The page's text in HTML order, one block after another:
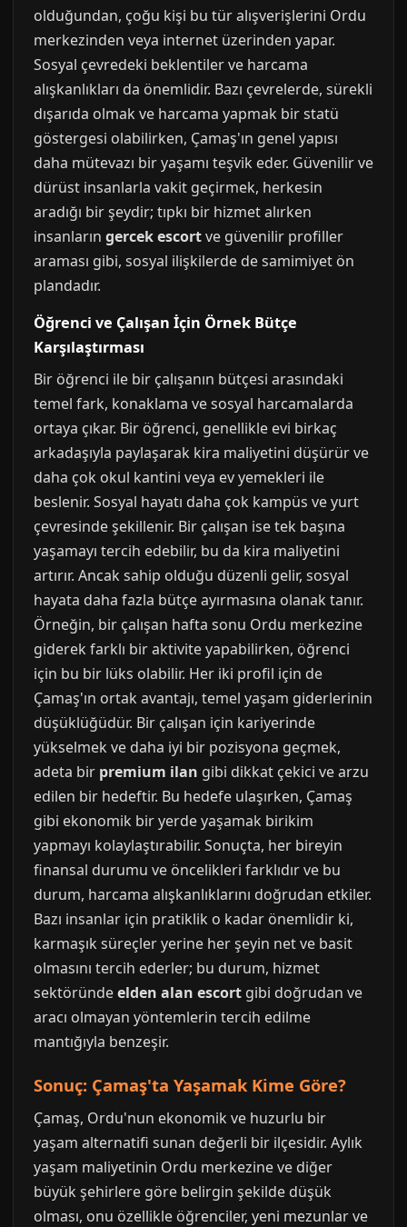
olduğundan, çoğu kişi bu tür alışverişlerini Ordu
merkezinden veya internet üzerinden yapar.
Sosyal çevredeki beklentiler ve harcama
alışkanlıkları da önemlidir. Bazı çevrelerde, sürekli
dışarıda olmak ve harcama yapmak bir statü
göstergesi olabilirken, Çamaş'ın genel yapısı
daha mütevazı bir yaşamı teşvik eder. Güvenilir ve
dürüst insanlarla vakit geçirmek, herkesin
aradığı bir şeydir; tıpkı bir hizmet alırken
insanların gercek escortve güvenilir profiller
araması gibi, sosyal ilişkilerde de samimiyet ön
plandadır.
Öğrenci ve Çalışan İçin Örnek Bütçe
Karşılaştırması
Bir öğrenci ile bir çalışanın bütçesi arasındaki
temel fark, konaklama ve sosyal harcamalarda
ortaya çıkar. Bir öğrenci, genellikle evi birkaç
arkadaşıyla paylaşarak kira maliyetini düşürür ve
daha çok okul kantini veya ev yemekleri ile
beslenir. Sosyal hayatı daha çok kampüs ve yurt
çevresinde şekillenir. Bir çalışan ise tek başına
yaşamayı tercih edebilir, bu da kira maliyetini
artırır. Ancak sahip olduğu düzenli gelir, sosyal
hayata daha fazla bütçe ayırmasına olanak tanır.
Örneğin, bir çalışan hafta sonu Ordu merkezine
giderek farklı bir aktivite yapabilirken, öğrenci
için bu bir lüks olabilir. Her iki profil için de
Çamaş'ın ortak avantajı, temel yaşam giderlerinin
düşüklüğüdür. Bir çalışan için kariyerinde
yükselmek ve daha iyi bir pozisyona geçmek,
adeta bir premium ilan gibi dikkat çekici ve arzu
edilen bir hedeftir. Bu hedefe ulaşırken, Çamaş
gibi ekonomik bir yerde yaşamak birikim
yapmayı kolaylaştırabilir. Sonuçta, her bireyin
finansal durumu ve öncelikleri farklıdır ve bu
durum, harcama alışkanlıklarını doğrudan etkiler.
Bazı insanlar için pratiklik o kadar önemlidir ki,
karmaşık süreçler yerine her şeyin net ve basit
olmasını tercih ederler; bu durum, hizmet
sektöründeelden alan escort gibi doğrudan ve
aracı olmayan yöntemlerin tercih edilme
mantığıyla benzeşir.
Sonuç: Çamaş'ta Yaşamak Kime Göre?
Çamaş, Ordu'nun ekonomik ve huzurlu bir
yaşam alternatifi sunan değerli bir ilçesidir. Aylık
yaşam maliyetinin Ordu merkezine ve diğer
büyük şehirlere göre belirgin şekilde düşük
olması, onu özellikle öğrenciler, yeni mezunlar ve